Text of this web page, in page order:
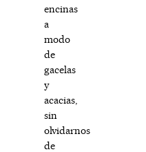
encinas
a
modo
de
gacelas
y
acacias,
sin
olvidarnos
de